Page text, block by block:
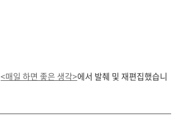
<매일 하면 좋은 생각>에서 발췌 및 재편집했습니